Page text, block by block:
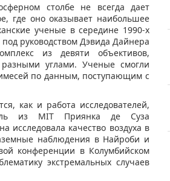
столбе не всегда дает
где оно оказывает наибольшее
ученые в середине 1990-х
под руководством Дэвида Дайнера
из девяти объективов,
углами. Ученые смогли
по данным, поступающим с
как и работа исследователей,
из MIT Приянка де Суза
исследовала качество воздуха в
наблюдения в Найроби и
конференции в Колумбийском
экстремальных случаев